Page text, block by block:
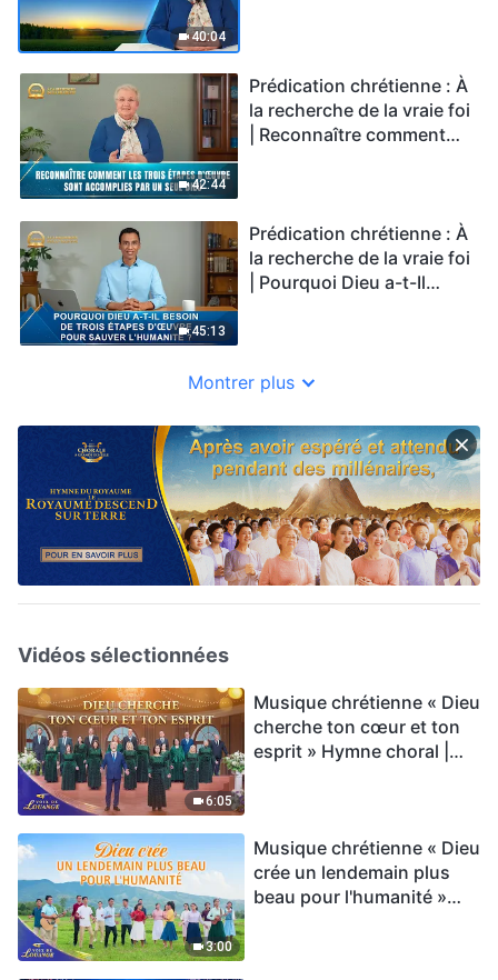
40:04
42:44
Prédication chrétienne : À
la recherche de la vraie foi
| Reconnaître comment
45:13
Prédication chrétienne : À
la recherche de la vraie foi
| Pourquoi Dieu a-t-Il
Montrer plus
Vidéos sélectionnées
6:05
Musique chrétienne « Dieu
cherche ton cœur et ton
esprit » Hymne choral |
3:00
Musique chrétienne « Dieu
crée un lendemain plus
beau pour l'humanité »